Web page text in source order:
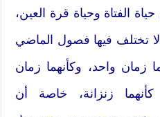
‬وهي فصول مياهها واحدة،‮ ‬لا تختلف فيها فصول الماضي
عن فصول الحاضر،‮ ‬وكأنهما زمان واحد،‮ ‬وكأنهما زمان
بليد رغم كثرة أحداثه،‮ ‬كأنهما زنزانة،‮ ‬خاصة أن